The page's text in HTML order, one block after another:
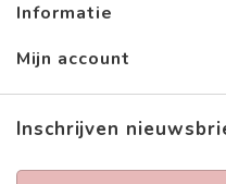
Informatie
Mijn account
Inschrijven